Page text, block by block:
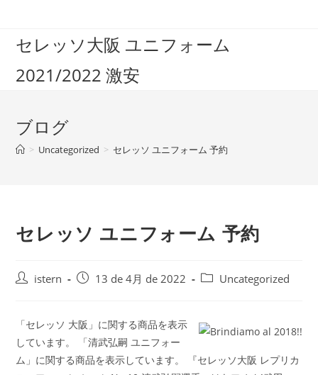
セレッソ大阪 ユニフォーム
2021/2022 激安
ブログ
> Uncategorized > セレッソ ユニフォーム 予約
セレッソ ユニフォーム 予約
投
istern
投
開
日:
13 de 4月 de 2022
投
テ
ゴ
ー:
Uncategorized
「セレッソ 大阪」に関する商品を表示
しています。 「清武弘嗣 ユニフォー
ム」に関する商品を表示しています。 『セレッソ大阪 レプリカ